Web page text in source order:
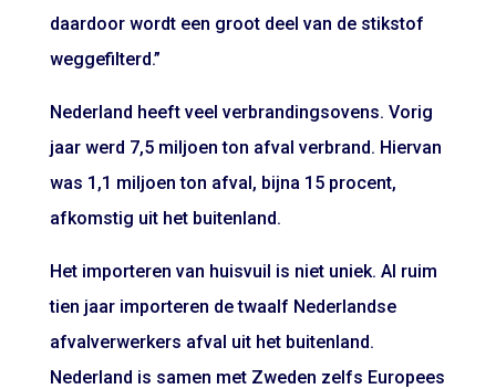
daardoor wordt een groot deel van de stikstof
weggefilterd.”
Nederland heeft veel verbrandingsovens. Vorig
jaar werd 7,5 miljoen ton afval verbrand. Hiervan
was 1,1 miljoen ton afval, bijna 15 procent,
afkomstig uit het buitenland.
Het importeren van huisvuil is niet uniek. Al ruim
tien jaar importeren de twaalf Nederlandse
afvalverwerkers afval uit het buitenland.
Nederland is samen met Zweden zelfs Europees